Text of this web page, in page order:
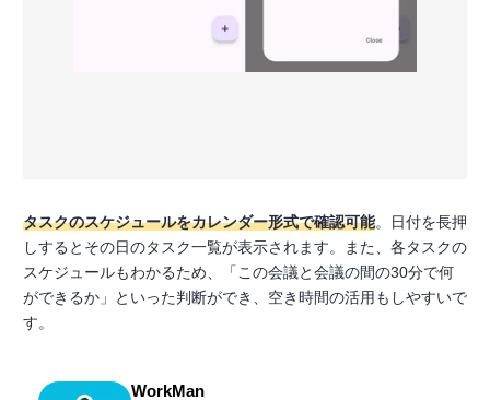
タスクのスケジュールをカレンダー形式で確認可能。日付を長押
しするとその日のタスク一覧が表示されます。また、各タスクの
スケジュールもわかるため、「この会議と会議の間の30分で何
ができるか」といった判断ができ、空き時間の活用もしやすいで
す。
WorkMan